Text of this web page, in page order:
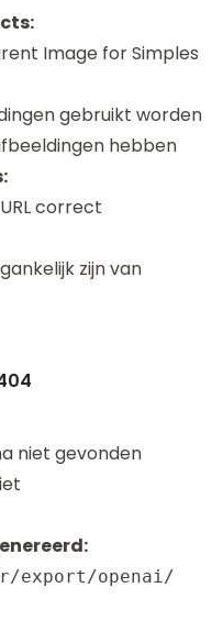
Image for Simples
gebruikt worden
hebben
correct
zijn van
niet gevonden
export/openai/